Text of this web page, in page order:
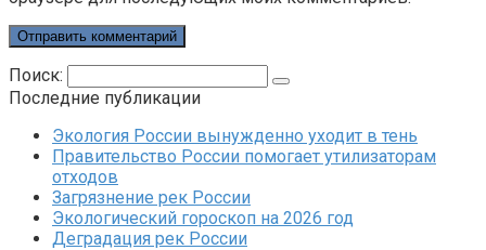
Поиск:
Последние публикации
Экология России вынужденно уходит в тень
Правительство России помогает утилизаторам
отходов
Загрязнение рек России
Экологический гороскоп на 2026 год
Деградация рек России